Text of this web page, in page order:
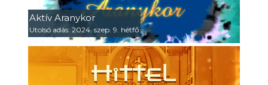
Aktív Aranykor
Utolsó adás: 2024. szep. 9. hétfő